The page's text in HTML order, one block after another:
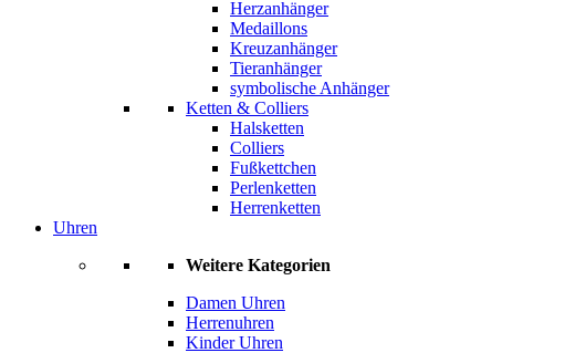
Herzanhänger
Medaillons
Kreuzanhänger
Tieranhänger
symbolische Anhänger
Ketten & Colliers
Halsketten
Colliers
Fußkettchen
Perlenketten
Herrenketten
Uhren
Weitere Kategorien
Damen Uhren
Herrenuhren
Kinder Uhren